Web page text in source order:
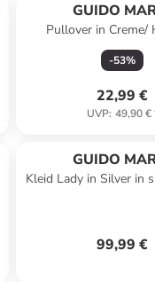
GUIDO
Pullover in Creme/
-53%
22,99 €
UVP: 49,90 €
GUIDO
Kleid Lady in Silver in
99,99 €